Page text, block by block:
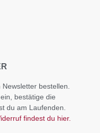
bestellen.
bestätige die
du am Laufenden.
findest du hier.